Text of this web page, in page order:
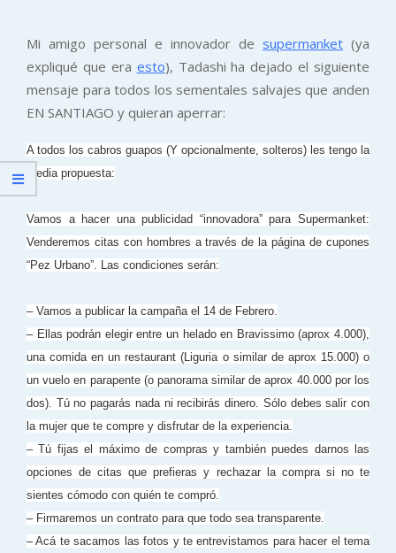
Mi amigo personal e innovador de supermanket (ya
expliqué que era esto), Tadashi ha dejado el siguiente
mensaje para todos los sementales salvajes que anden
EN SANTIAGO y quieran aperrar:
A todos los cabros guapos (Y opcionalmente, solteros) les tengo la
media propuesta:
Vamos a hacer una publicidad “innovadora” para Supermanket:
Venderemos citas con hombres a través de la página de cupones
“Pez Urbano”. Las condiciones serán:
– Vamos a publicar la campaña el 14 de Febrero.
– Ellas podrán elegir entre un helado en Bravissimo (aprox 4.000),
una comida en un restaurant (Liguria o similar de aprox 15.000) o
un vuelo en parapente (o panorama similar de aprox 40.000 por los
dos). Tú no pagarás nada ni recibirás dinero. Sólo debes salir con
la mujer que te compre y disfrutar de la experiencia.
– Tú fijas el máximo de compras y también puedes darnos las
opciones de citas que prefieras y rechazar la compra si no te
sientes cómodo con quién te compró.
– Firmaremos un contrato para que todo sea transparente.
– Acá te sacamos las fotos y te entrevistamos para hacer el tema